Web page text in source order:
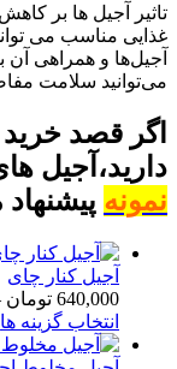
تاثیر آجیل ها بر
غذایی مناسب می
آجیل‌ها و همراهی آن
می‌توانید سلامت
اگر قصد
دارید،آجیل
نمونه
آجیل کنار چای
640,000 تومان
انتخاب گزینه ها